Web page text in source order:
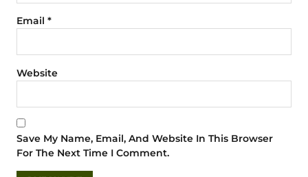
Email *
Website
Save My Name, Email, And Website In This Browser
For The Next Time I Comment.